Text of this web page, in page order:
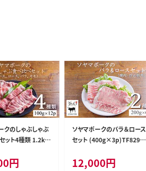
クのしゃぶしゃぶ
ット4種類 1.2kg
円
ソヤマポークのバラ＆ロース
セット (400g×3p)TF829-P
12,000円